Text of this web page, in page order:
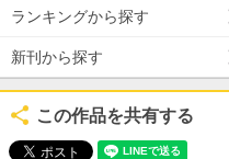
ランキングから探す
新刊から探す
この作品を共有する